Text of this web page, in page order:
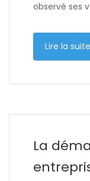
observé ses
Lire la suite
La